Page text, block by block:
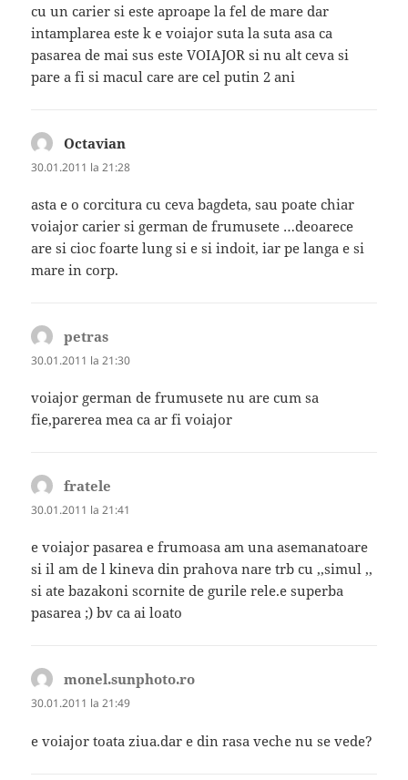
cu un carier si este aproape la fel de mare dar
intamplarea este k e voiajor suta la suta asa ca
pasarea de mai sus este VOIAJOR si nu alt ceva si
pare a fi si macul care are cel putin 2 ani
Octavian
30.01.2011 la 21:28
asta e o corcitura cu ceva bagdeta, sau poate chiar
voiajor carier si german de frumusete …deoarece
are si cioc foarte lung si e si indoit, iar pe langa e si
mare in corp.
petras
30.01.2011 la 21:30
voiajor german de frumusete nu are cum sa
fie,parerea mea ca ar fi voiajor
fratele
30.01.2011 la 21:41
e voiajor pasarea e frumoasa am una asemanatoare
si il am de l kineva din prahova nare trb cu ,,simul ,,
si ate bazakoni scornite de gurile rele.e superba
pasarea ;) bv ca ai loato
monel.sunphoto.ro
30.01.2011 la 21:49
e voiajor toata ziua.dar e din rasa veche nu se vede?